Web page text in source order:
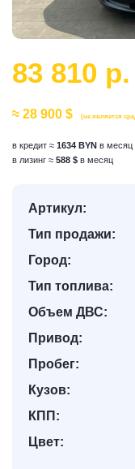
83 810 р.
≈ 28 900 $ (не является
в кредит ≈ 1634 BYN в месяц
в лизинг ≈ 588 $ в месяц
Артикул:
Тип продажи:
Город:
Тип топлива:
Объем ДВС:
Привод:
Пробег:
Кузов:
КПП:
Цвет: